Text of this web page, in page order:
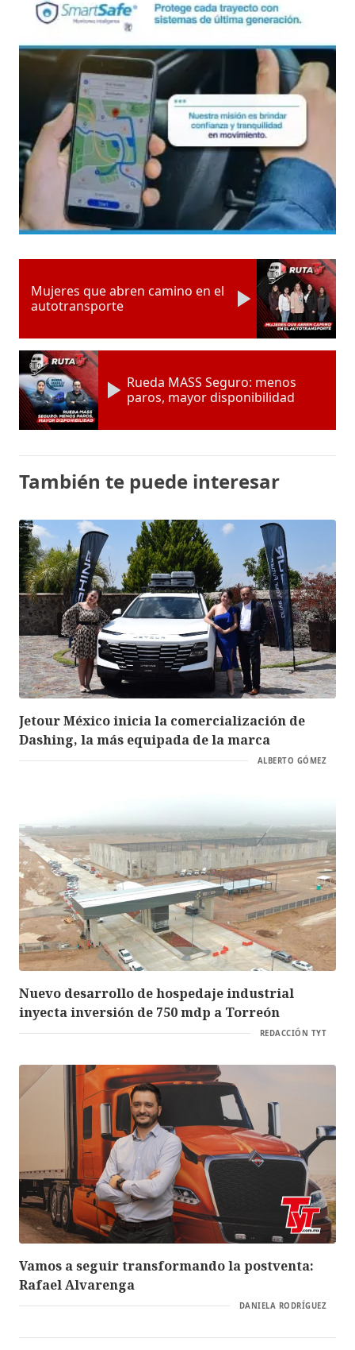
Mujeres que abren camino en el
autotransporte
Rueda MASS Seguro: menos
paros, mayor disponibilidad
También te puede interesar
Jetour México inicia la comercialización de
Dashing, la más equipada de la marca
ALBERTO GÓMEZ
Nuevo desarrollo de hospedaje industrial
inyecta inversión de 750 mdp a Torreón
REDACCIÓN TYT
Vamos a seguir transformando la postventa:
Rafael Alvarenga
DANIELA RODRÍGUEZ